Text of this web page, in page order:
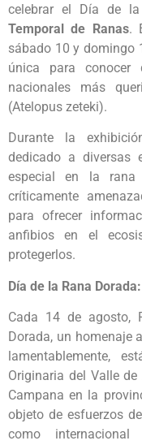
celebrar el Día de
Temporal de Ranas.
sábado 10 y domingo
única para
nacionales más
(Atelopus zeteki).
Durante la
dedicado a diversas
especial en la rana
críticamente
para ofrecer
anfibios en el
protegerlos.
Día de la Rana
Cada 14 de agosto,
Dorada, un homenaje
lamentablemente,
Originaria del Valle
Campana en la
objeto de esfuerzos
como